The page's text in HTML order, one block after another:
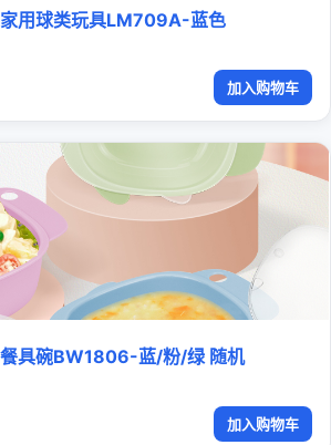
用球类玩具LM709A-蓝色
加入购物车
具碗BW1806-蓝/粉/绿 随机
加入购物车